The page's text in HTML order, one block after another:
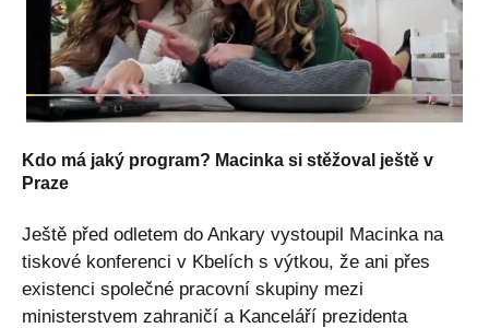
Kdo má jaký program? Macinka si stěžoval ještě v
Praze
Ještě před odletem do Ankary vystoupil Macinka na
tiskové konferenci v Kbelích s výtkou, že ani přes
existenci společné pracovní skupiny mezi
ministerstvem zahraničí a Kanceláří prezidenta